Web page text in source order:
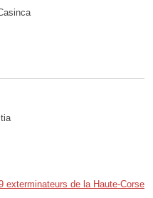
exterminateurs de la Haute-Corse